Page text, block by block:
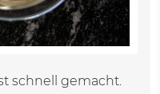
schnell gemacht.